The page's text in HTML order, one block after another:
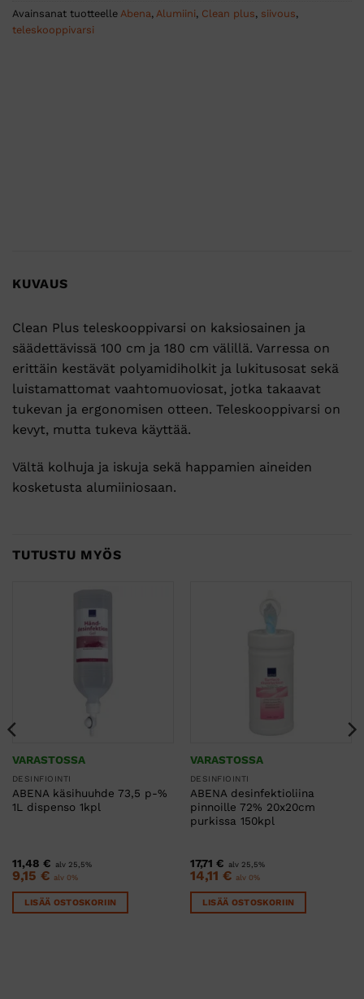
Avainsanat tuotteelle Abena, Alumiini, Clean plus, siivous,
teleskooppivarsi
KUVAUS
Clean Plus teleskooppivarsi on kaksiosainen ja
säädettävissä 100 cm ja 180 cm välillä. Varressa on
erittäin kestävät polyamidiholkit ja lukitusosat sekä
luistamattomat vaahtomuoviosat, jotka takaavat
tukevan ja ergonomisen otteen. Teleskooppivarsi on
kevyt, mutta tukeva käyttää.
Vältä kolhuja ja iskuja sekä happamien aineiden
kosketusta alumiiniosaan.
TUTUSTU MYÖS
VARASTOSSA
DESINFIOINTI
ABENA käsihuuhde 73,5 p-%
1L dispenso 1kpl
11,48 € alv 25,5%
9,15 € alv 0%
LISÄÄ OSTOSKORIIN
VARASTOSSA
DESINFIOINTI
ABENA desinfektioliina
pinnoille 72% 20x20cm
purkissa 150kpl
17,71 € alv 25,5%
14,11 € alv 0%
LISÄÄ OSTOSKORIIN